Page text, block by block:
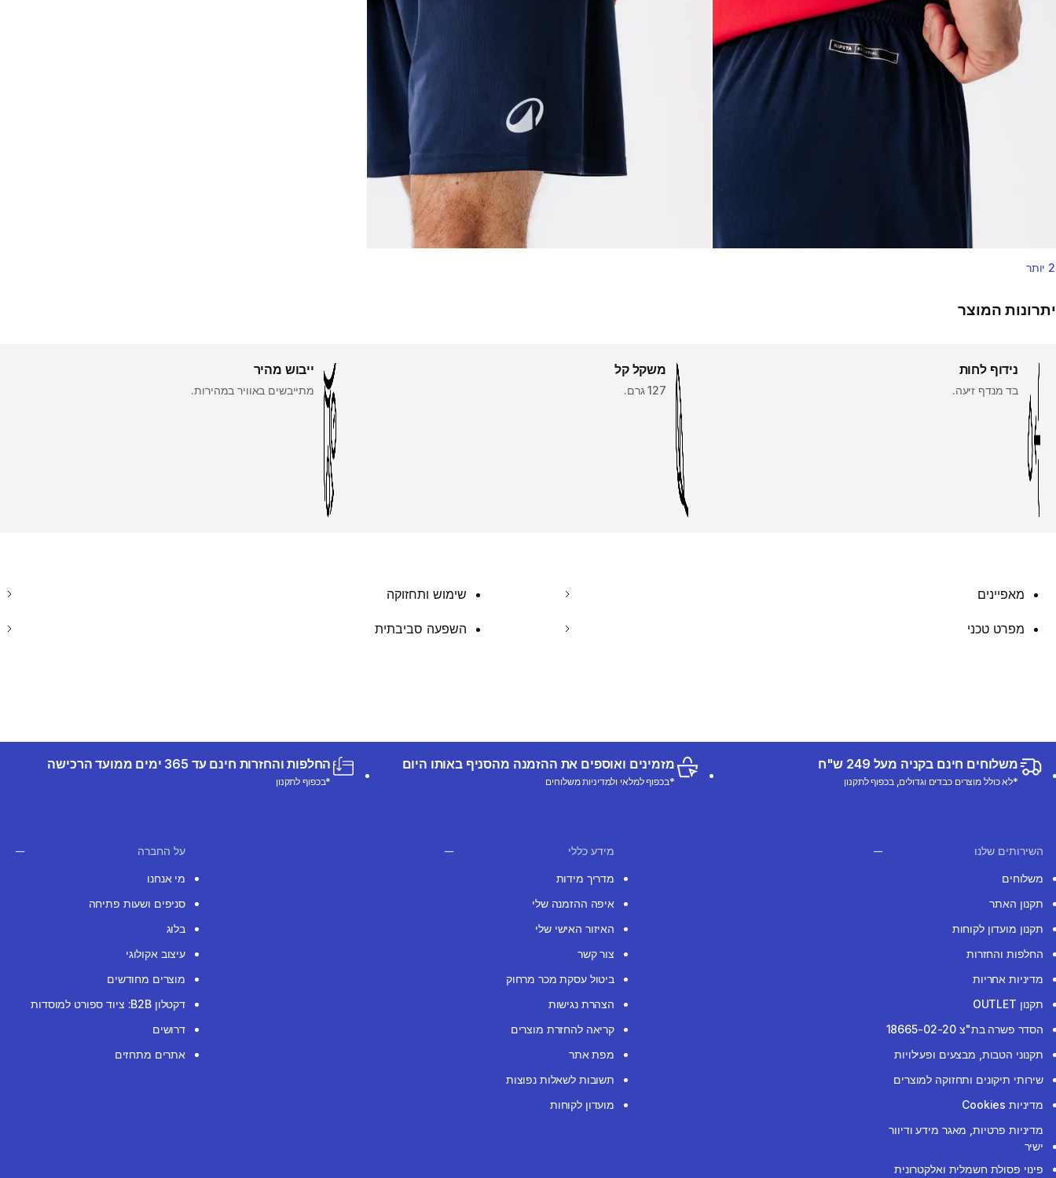
2 יותר
יתרונות המוצר
נידוף לחות
בד מנדף זיעה.
משקל קל
127 גרם.
ייבוש מהיר
מתייבשים באוויר במהירות.
מאפיינים שימוש ותחזוקה
מפרט טכני השפעה סביבתית
משלוחים חינם בקניה מעל 249 ש"ח
*לא כולל מוצרים כבדים וגדולים, בכפוף לתקנון
מזמינים ואוספים את ההזמנה מהסניף באותו היום
*בכפוף למלאי ולמדיניות משלוחים
החלפות והחזרות חינם עד 365 ימים ממועד הרכישה
*בכפוף לתקנון
השירותים שלנו
משלוחים
תקנון האתר
תקנון מועדון לקוחות
החלפות והחזרות
מדיניות אחריות
תקנון OUTLET
הסדר פשרה בת"צ 18665-02-20
תקנוני הטבות, מבצעים ופעילויות
שירותי תיקונים ותחזוקה למוצרים
מדיניות Cookies
מדיניות פרטיות, מאגר מידע ודיוור
ישיר
פינוי פסולת חשמלית ואלקטרונית
מידע כללי
מדריך מידות
איפה ההזמנה שלי
האיזור האישי שלי
צור קשר
ביטול עסקת מכר מרחוק
הצהרת נגישות
קריאה להחזרת מוצרים
מפת אתר
תשובות לשאלות נפוצות
מועדון לקוחות
על החברה
מי אנחנו
סניפים ושעות פתיחה
בלוג
עיצוב אקולוגי
מוצרים מחודשים
דקטלון B2B: ציוד ספורט למוסדות
דרושים
אתרים מתחזים